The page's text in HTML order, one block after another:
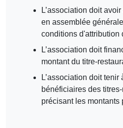
L’association doit
en assemblée
conditions d'attribution
L’association doit
montant du titre-
L’association doit
bénéficiaires des
précisant les montants